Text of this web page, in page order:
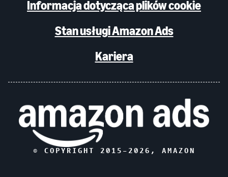
Informacja dotycząca plików cookie
Stan usługi Amazon Ads
Kariera
© COPYRIGHT 2015– 2026 , AMAZON